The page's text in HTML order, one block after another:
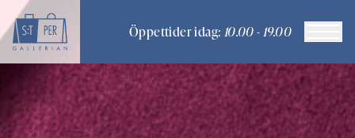
Öppettider idag: 10.00 - 19.00